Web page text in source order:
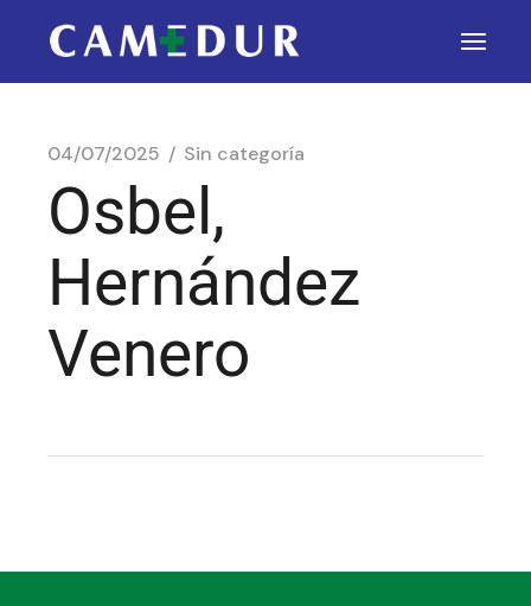
04/07/2025 Sin categoría
Osbel,
Hernández
Venero